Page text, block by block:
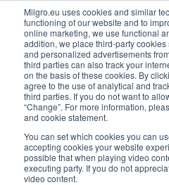
Milgro.eu uses cookies and similar
functioning of our website and to
online marketing, we use functional
addition, we place third-party
and personalized advertisements
third parties can also track your
on the basis of these cookies. By
agree to the use of analytical and
third parties. If you do not want to
“Change”. For more information,
and cookie statement.
You can set which cookies you can
accepting cookies your website
possible that when playing video
executing party. If you do not
video content.
nederlands
english
nl
🔥Grondstoffen worden
jij waar jouw organisatie
eraan kunt doen?
Bekijk de